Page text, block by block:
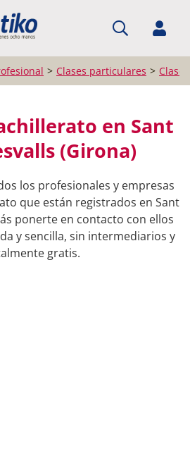
Clases particulares
en Sant
(Girona)
los profesionales y empresas
que están registrados en Sant
ponerte en contacto con ellos
y sencilla, sin intermediarios y
gratis.